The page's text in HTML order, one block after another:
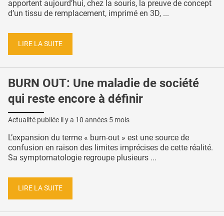
apportent aujourd’hui, chez la souris, la preuve de concept
d’un tissu de remplacement, imprimé en 3D, ...
LIRE LA SUITE
BURN OUT: Une maladie de société
qui reste encore à définir
Actualité publiée il y a 10 années 5 mois
L’expansion du terme « burn-out » est une source de
confusion en raison des limites imprécises de cette réalité.
Sa symptomatologie regroupe plusieurs ...
LIRE LA SUITE